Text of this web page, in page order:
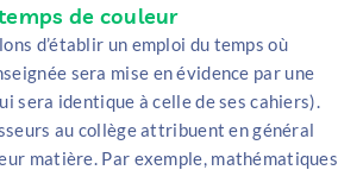
de couleur
d’établir un emploi du temps où
sera mise en évidence par une
sera identique à celle de ses cahiers).
au collège attribuent en général
matière. Par exemple, mathématiques